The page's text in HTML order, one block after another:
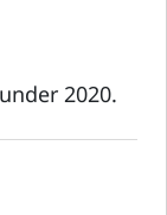
2020.